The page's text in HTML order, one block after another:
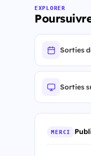
EXPLORER
Sorties
Sorties
MERCI